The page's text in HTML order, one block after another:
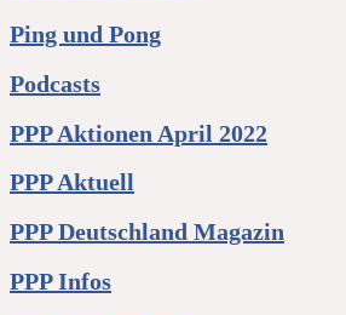
Ping und Pong
Podcasts
PPP Aktionen April 2022
PPP Aktuell
PPP Deutschland Magazin
PPP Infos